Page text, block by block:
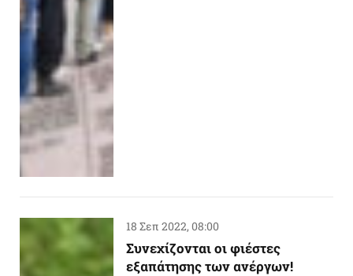
18 Σεπ 2022, 08:00
Συνεχίζονται οι φιέστες
εξαπάτησης των ανέργων!